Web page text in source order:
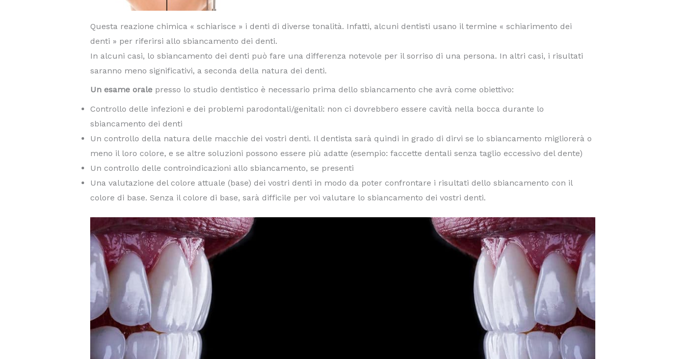
Questa reazione chimica « schiarisce » i denti di diverse tonalità. Infatti, alcuni dentisti usano il termine « schiarimento dei
denti » per riferirsi allo sbiancamento dei denti.
In alcuni casi, lo sbiancamento dei denti può fare una differenza notevole per il sorriso di una persona. In altri casi, i risultati
saranno meno significativi, a seconda della natura dei denti.
Un esame oralepresso lo studio dentistico è necessario prima dello sbiancamento che avrà come obiettivo:
Controllo delle infezioni e dei problemi parodontali/genitali: non ci dovrebbero essere cavità nella bocca durante lo
sbiancamento dei denti
Un controllo della natura delle macchie dei vostri denti. Il dentista sarà quindi in grado di dirvi se lo sbiancamento migliorerà o
meno il loro colore, e se altre soluzioni possono essere più adatte (esempio: faccette dentali senza taglio eccessivo del dente)
Un controllo delle controindicazioni allo sbiancamento, se presenti
Una valutazione del colore attuale (base) dei vostri denti in modo da poter confrontare i risultati dello sbiancamento con il
colore di base. Senza il colore di base, sarà difficile per voi valutare lo sbiancamento dei vostri denti.